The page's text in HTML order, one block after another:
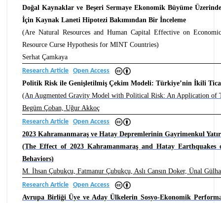
Doğal Kaynaklar ve Beşeri Sermaye Ekonomik Büyüme
İçin Kaynak Laneti Hipotezi Bakımından Bir İnceleme
(Are Natural Resources and Human Capital Effective on
Resource Curse Hypothesis for MINT Countries)
Serhat Çamkaya
Research Article Open Access
Politik Risk ile Genişletilmiş Çekim Modeli: Türkiye’nin İkili
(An Augmented Gravity Model with Political Risk: An Application of
Begüm Çoban, Uğur Akkoç
Research Article Open Access
2023 Kahramanmaraş ve Hatay Depremlerinin Gayrimenkul
(The Effect of 2023 Kahramanmaraş and Hatay Earthquakes
Behaviors)
M. İhsan Çubukçu, Fatmanur Çubukçu, Aslı Cansın Doker, Ünal
Research Article Open Access
Avrupa Birliği Üye ve Aday Ülkelerin Sosyo-Ekonomik